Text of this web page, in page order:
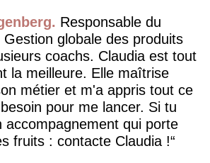
Responsable du
globale des produits
coachs. Claudia est tout
la meilleure. Elle maîtrise
métier et m'a appris tout ce
pour me lancer. Si tu
accompagnement qui porte
fruits : contacte Claudia !